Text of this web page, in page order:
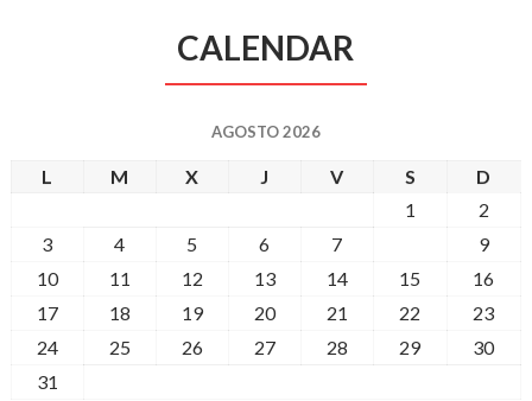
CALENDAR
AGOSTO 2026
L M X J V S
D
1
2
3
4 5 6 7
9
10
11 12 13 14 15
16
17
18 19 20 21 22
23
24
25 26 27 28 29
30
31